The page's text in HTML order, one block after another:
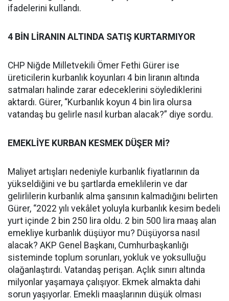
ifadelerini kullandı.
4 BİN LİRANIN ALTINDA SATIŞ KURTARMIYOR
CHP Niğde Milletvekili Ömer Fethi Gürer ise
üreticilerin kurbanlık koyunları 4 bin liranın altında
satmaları halinde zarar edeceklerini söylediklerini
aktardı. Gürer, “Kurbanlık koyun 4 bin lira olursa
vatandaş bu gelirle nasıl kurban alacak?” diye sordu.
EMEKLİYE KURBAN KESMEK DÜŞER Mİ?
Maliyet artışları nedeniyle kurbanlık fiyatlarının da
yükseldiğini ve bu şartlarda emeklilerin ve dar
gelirlilerin kurbanlık alma şansının kalmadığını belirten
Gürer, “2022 yılı vekâlet yoluyla kurbanlık kesim bedeli
yurt içinde 2 bin 250 lira oldu. 2 bin 500 lira maaş alan
emekliye kurbanlık düşüyor mu? Düşüyorsa nasıl
alacak? AKP Genel Başkanı, Cumhurbaşkanlığı
sisteminde toplum sorunları, yokluk ve yoksulluğu
olağanlaştırdı. Vatandaş perişan. Açlık sınırı altında
milyonlar yaşamaya çalışıyor. Ekmek almakta dahi
sorun yaşıyorlar. Emekli maaşlarının düşük olması